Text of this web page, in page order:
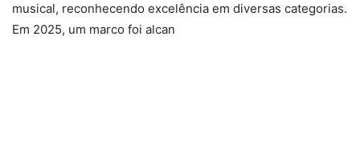
musical, reconhecendo excelência em diversas categorias.
Em 2025, um marco foi alcan